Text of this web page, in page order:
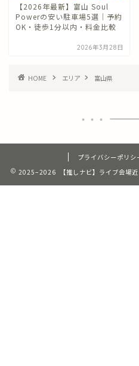
【2026年最新】富山 Soul
Powerの安い駐車場5選｜予約
OK・徒歩1分以内・料金比較
2026年3月28日
HOME エリア 富山県
プライバシーポリシ
2025–2026 【推しナビ】ライブ会場近